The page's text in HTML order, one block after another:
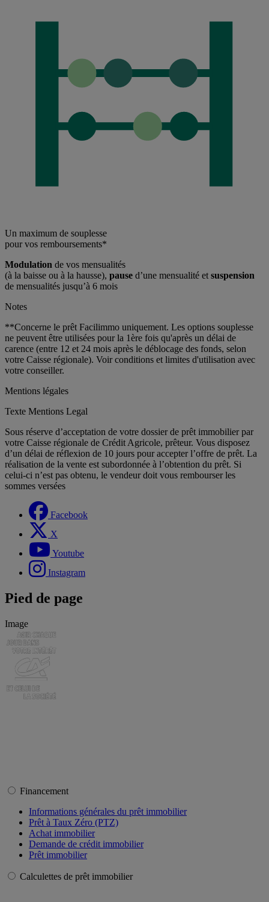
Un maximum de souplesse
pour vos remboursements*
Modulation de vos mensualités
(à la baisse ou à la hausse), pause d’une mensualité et suspension
de mensualités jusqu’à 6 mois
Notes
**Concerne le prêt Facilimmo uniquement. Les options souplesse
ne peuvent être utilisées pour la 1ère fois qu'après un délai de
carence (entre 12 et 24 mois après le déblocage des fonds, selon
votre Caisse régionale). Voir conditions et limites d'utilisation avec
votre conseiller.
Mentions légales
Texte Mentions Legal
Sous réserve d’acceptation de votre dossier de prêt immobilier par
votre Caisse régionale de Crédit Agricole, prêteur. Vous disposez
d’un délai de réflexion de 10 jours pour accepter l’offre de prêt. La
réalisation de la vente est subordonnée à l’obtention du prêt. Si
celui-ci n’est pas obtenu, le vendeur doit vous rembourser les
sommes versées
Facebook
X
Youtube
Instagram
Pied de page
Image
Financement
Informations générales du prêt immobilier
Prêt à Taux Zéro (PTZ)
Achat immobilier
Demande de crédit immobilier
Prêt immobilier
Calculettes de prêt immobilier